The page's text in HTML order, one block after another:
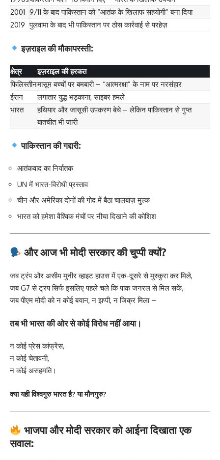
2001 9/11 के बाद पाकिस्तान को “आतंक के खिलाफ सहयोगी” बना दिया
2019 पुलवामा के बाद भी पाकिस्तान पर ठोस कार्रवाई से परहेज़
इज़राइल की मौकापरस्ती:
क्षेत्र
इज़राइल की हरकत
फिलिस्तीनमासूम बच्चों पर बमबारी – “आत्मरक्षा” के नाम पर नरसंहार
ईरान
लगातार युद्ध भड़काना, साइबर हमले
भारत
हथियार और जासूसी उपकरण बेचे – लेकिन पाकिस्तान से गुप्त
बातचीत भी जारी
पाकिस्तान की गद्दारी:
आतंकवाद का निर्यातक
UN में भारत-विरोधी प्रस्ताव
चीन और अमेरिका दोनों की गोद में बैठा चालबाज़ मुल्क
भारत को हमेशा वैश्विक मंचों पर नीचा दिखाने की कोशिश
और आज भी मोदी सरकार की चुप्पी क्यों?
जब ट्रंप और असीम मुनीर व्हाइट हाउस में एक-दूसरे से मुस्कुरा कर मिले,
जब G7 से ट्रंप सिर्फ इसलिए पहले चले कि पाक जनरल से मिल सकें,
जब पीएम मोदी को न कोई बयान, न झप्पी, न जिक्र मिला –
तब भी भारत की ओर से कोई विरोध नहीं आया।
न कोई प्रेस कांफ्रेंस,
न कोई चेतावनी,
न कोई असहमति।
क्या यही विश्वगुरु भारत है? या मौनगुरु?
भाजपा और मोदी सरकार को आईना दिखाता एक
सवाल: